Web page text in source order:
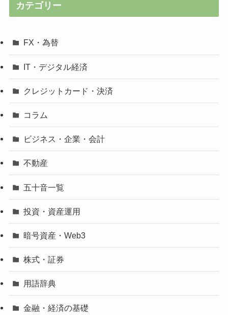
カテゴリー
FX・為替
IT・デジタル経済
クレジットカード・決済
コラム
ビジネス・企業・会計
不動産
五十音一覧
投資・資産運用
暗号資産・Web3
株式・証券
用語辞典
金融・経済の基礎